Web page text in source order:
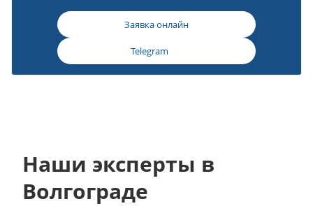
Заявка онлайн
Telegram
Наши эксперты в
Волгограде